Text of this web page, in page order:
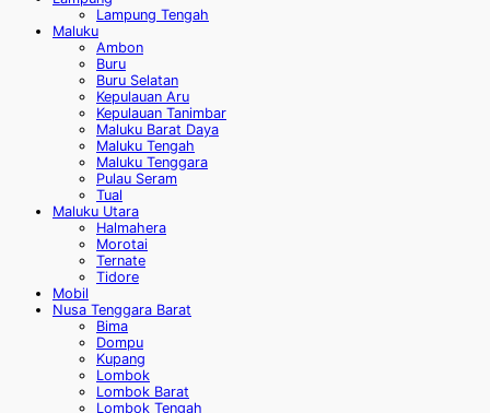
Lampung Tengah
Maluku
Ambon
Buru
Buru Selatan
Kepulauan Aru
Kepulauan Tanimbar
Maluku Barat Daya
Maluku Tengah
Maluku Tenggara
Pulau Seram
Tual
Maluku Utara
Halmahera
Morotai
Ternate
Tidore
Mobil
Nusa Tenggara Barat
Bima
Dompu
Kupang
Lombok
Lombok Barat
Lombok Tengah